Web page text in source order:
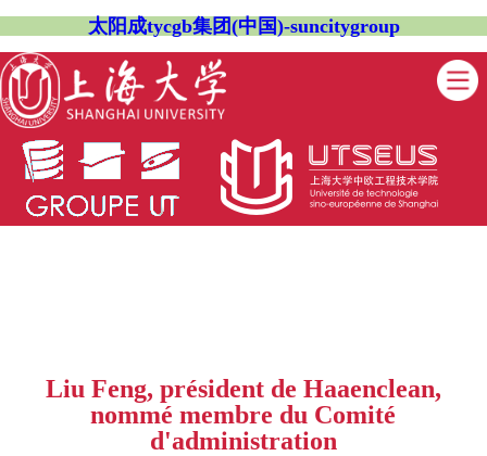
太阳成tycgb集团(中国)-suncitygroup
Liu Feng, président de Haaenclean,
nommé membre du Comité
d'administration